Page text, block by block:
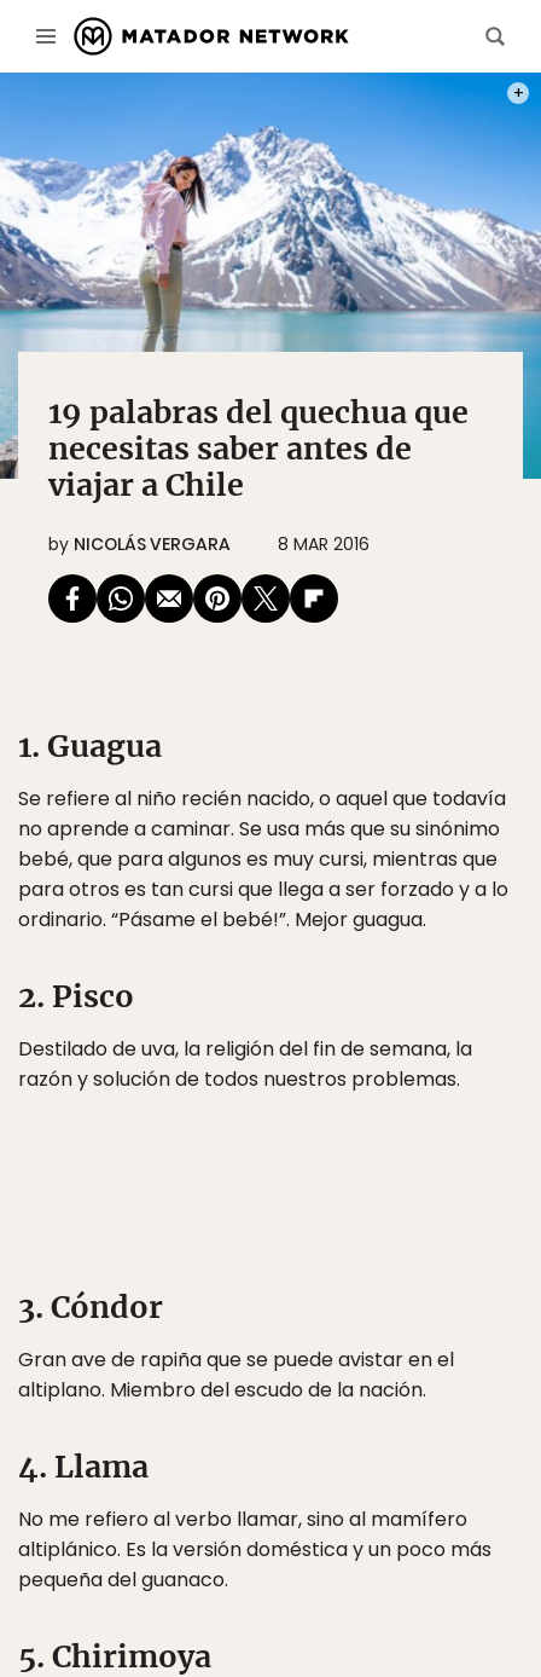
19 palabras del quechua que
necesitas saber antes de
viajar a Chile
by NICOLÁS VERGARA 8 MAR 2016
1. Guagua
Se refiere al niño recién nacido, o aquel que todavía
no aprende a caminar. Se usa más que su sinónimo
bebé, que para algunos es muy cursi, mientras que
para otros es tan cursi que llega a ser forzado y a lo
ordinario. “Pásame el bebé!”. Mejor guagua.
2. Pisco
Destilado de uva, la religión del fin de semana, la
razón y solución de todos nuestros problemas.
3. Cóndor
Gran ave de rapiña que se puede avistar en el
altiplano. Miembro del escudo de la nación.
4. Llama
No me refiero al verbo llamar, sino al mamífero
altiplánico. Es la versión doméstica y un poco más
pequeña del guanaco.
5. Chirimoya